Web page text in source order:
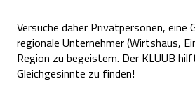
Versuche daher Privatpersonen, eine
regionale Unternehmer (Wirtshaus,
Region zu begeistern. Der KLUUB
Gleichgesinnte zu finden!